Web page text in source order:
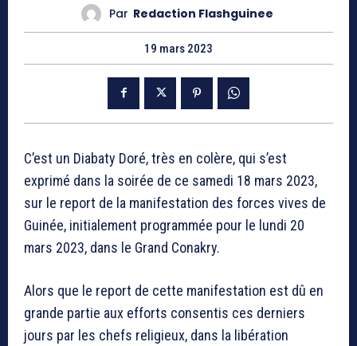
Par Redaction Flashguinee
19 mars 2023
C’est un Diabaty Doré, très en colère, qui s’est
exprimé dans la soirée de ce samedi 18 mars 2023,
sur le report de la manifestation des forces vives de
Guinée, initialement programmée pour le lundi 20
mars 2023, dans le Grand Conakry.
Alors que le report de cette manifestation est dû en
grande partie aux efforts consentis ces derniers
jours par les chefs religieux, dans la libération